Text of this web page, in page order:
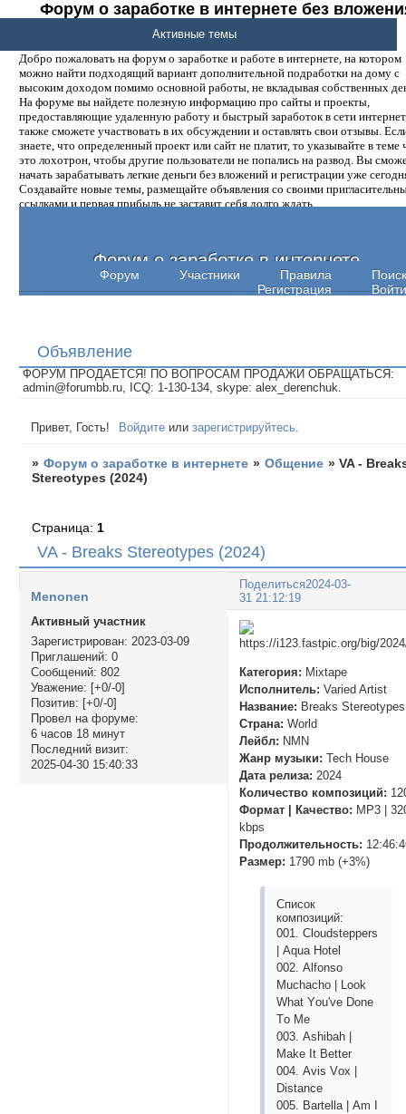
Форум о заработке в интернете без
денег.
Добро пожаловать на форум о заработке и работе в интернете, на котором
можно найти подходящий вариант дополнительной подработки на дому с
высоким доходом помимо основной работы, не вкладывая собственных
На форуме вы найдете полезную информацию про сайты и проекты,
предоставляющие удаленную работу и быстрый заработок в сети
также сможете участвовать в их обсуждении и оставлять свои отзывы.
знаете, что определенный проект или сайт не платит, то указывайте в теме
это лохотрон, чтобы другие пользователи не попались на развод. Вы
начать зарабатывать легкие деньги без вложений и регистрации уже
Создавайте новые темы, размещайте объявления со своими
ссылками и первая прибыль не заставит себя долго ждать.
Форум о заработке в интернете
Форум Участники Правила
Поиск
Регистрация
Войти
Активные темы
Объявление
ФОРУМ ПРОДАЕТСЯ! ПО ВОПРОСАМ ПРОДАЖИ ОБРАЩАТЬСЯ:
admin@forumbb.ru, ICQ: 1-130-134, skype: alex_derenchuk.
Привет, Гость! Войдите илизарегистрируйтесь
» Форум о заработке в интернете » Общение »VA -
Stereotypes (2024)
VA - Breaks Stereotypes (2024)
Страница: 1
Поделиться2024-03-
31 21:12:19
Menonen
Активный участник
Зарегистрирован: 2023-03-09
Приглашений: 0
Сообщений: 802
Уважение: [+0/-0]
Позитив: [+0/-0]
Провел на форуме:
6 часов 18 минут
Последний визит:
2025-04-30 15:40:33
Категория: Mixtape
Исполнитель: Varied Artist
Название: Breaks Stereotypes
Страна: World
Лейбл: NMN
Жанр музыки: Tech House
Дата релиза: 2024
Количество композиций:
Формат | Качество: MP3 |
kbps
Продолжительность:
Размер: 1790 mb (+3%)
Список
композиций:
001. Сlоudstерреrs
| Аquа Hоtеl
002. Аlfоnsо
Muсhасhо | Lооk
Whаt Yоu'vе Dоnе
Tо Mе
003. Аshibаh |
Mаkе It Bеttеr
004. Аvis Vох |
Distаnсе
005. Bаrtеllа | Аm I